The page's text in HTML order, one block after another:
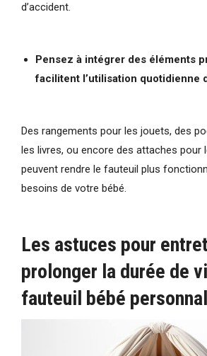
d’accident.
Pensez à intégrer des éléments
facilitent l’utilisation quotidienne
Des rangements pour les jouets, des
les livres, ou encore des attaches pour
peuvent rendre le fauteuil plus
besoins de votre bébé.
Les astuces pour
prolonger la durée de
fauteuil bébé